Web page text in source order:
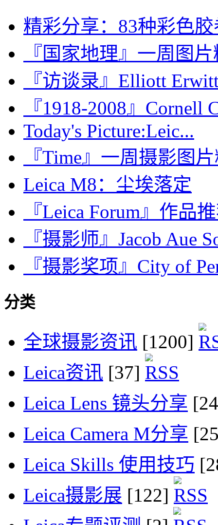
精彩分享：83种彩色
『国家地理』一周图
『访谈录』Elliott
『1918-2008』Cornell
Today's Picture:Leic...
『Time』一周摄影图
Leica M8：尘埃落定
『Leica Forum』作品
『摄影师』Jacob Aue
『摄影奖项』City of
分类
全球摄影资讯 [1200]
Leica资讯 [37]
Leica Lens 镜头分享
Leica Camera M分享
Leica Skills 使用技巧
Leica摄影展 [122]